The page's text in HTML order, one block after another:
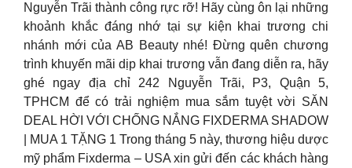
Nguyễn Trãi thành công rực rỡ! Hãy cùng ôn lại những
khoảnh khắc đáng nhớ tại sự kiện khai trương chi
nhánh mới của AB Beauty nhé! Đừng quên chương
trình khuyến mãi dịp khai trương vẫn đang diễn ra, hãy
ghé ngay địa chỉ 242 Nguyễn Trãi, P3, Quận 5,
TPHCM để có trải nghiệm mua sắm tuyệt vời SĂN
DEAL HỜI VỚI CHỐNG NẮNG FIXDERMA SHADOW
| MUA 1 TẶNG 1 Trong tháng 5 này, thương hiệu dược
mỹ phẩm Fixderma – USA xin gửi đến các khách hàng